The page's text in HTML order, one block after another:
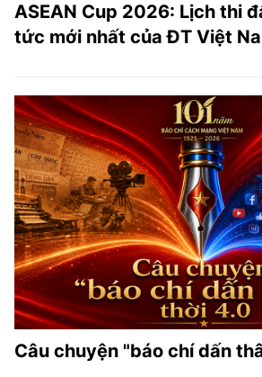
ASEAN Cup 2026: Lịch thi
tức mới nhất của ĐT Việt
Câu chuyện "báo chí dấn